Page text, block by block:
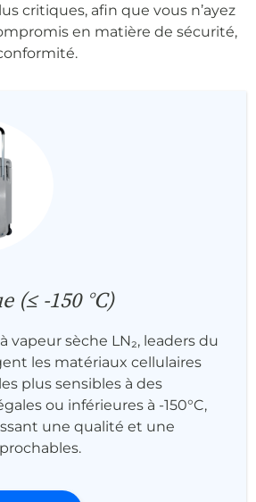
critiques, afin que vous n’ayez
en matière de sécurité,
(≤ -150 °C)
vapeur sèche LN₂, leaders du
les matériaux cellulaires
plus sensibles à des
ou inférieures à -150°C,
une qualité et une